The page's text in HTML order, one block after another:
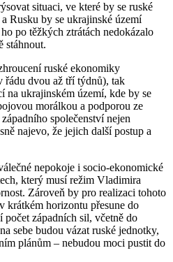
situaci, ve které by se ruské
Rusku by se ukrajinské území
po těžkých ztrátách nedokázalo
stáhnout.
ruské ekonomiky
řádu dvou až tří týdnů), tak
na ukrajinském území, kde by se
morálkou a podporou ze
společenství nejen
najevo, že jejich další postup a
nepokoje i socio-ekonomické
který musí režim Vladimira
Zároveň by pro realizaci tohoto
krátkém horizontu přesune do
západních sil, včetně do
sebe budou vázat ruské jednotky,
plánům – nebudou moci pustit do